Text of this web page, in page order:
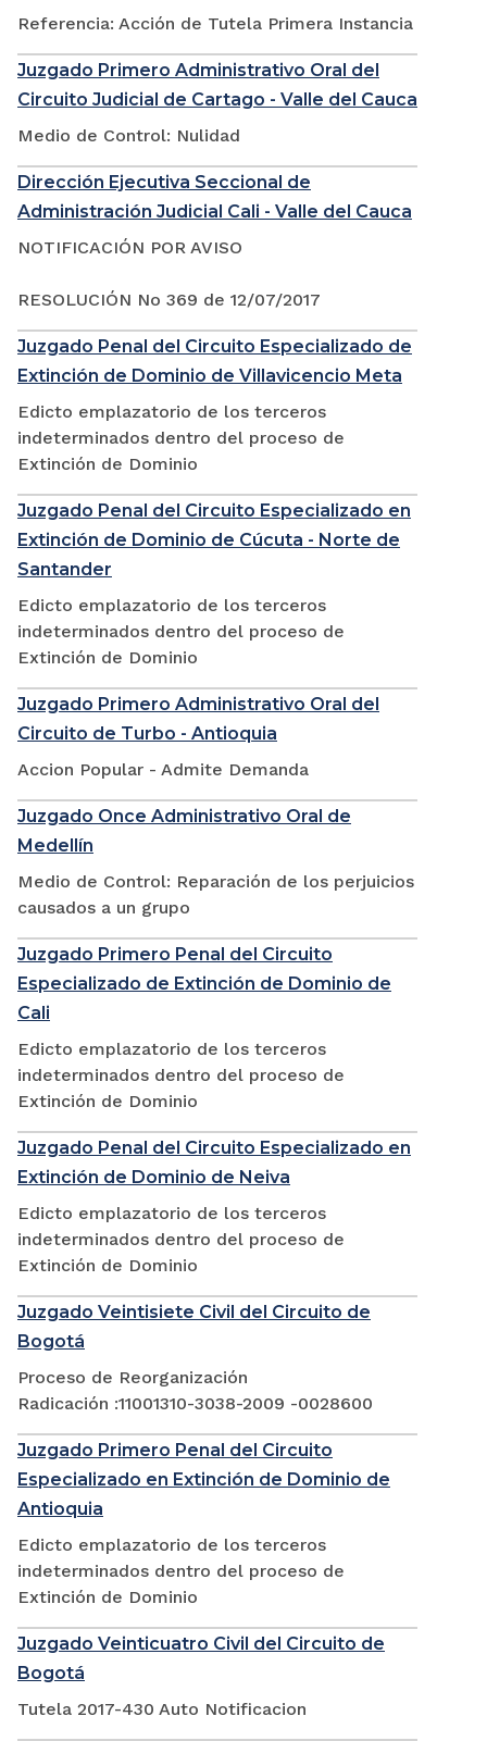
Referencia: Acción de Tutela Primera Instancia
Juzgado Primero Administrativo Oral del
Circuito Judicial de Cartago - Valle del Cauca
Medio de Control: Nulidad
Dirección Ejecutiva Seccional de
Administración Judicial Cali - Valle del Cauca
NOTIFICACIÓN POR AVISO
RESOLUCIÓN No 369 de 12/07/2017
Juzgado Penal del Circuito Especializado de
Extinción de Dominio de Villavicencio Meta
Edicto emplazatorio de los terceros
indeterminados dentro del proceso de
Extinción de Dominio
Juzgado Penal del Circuito Especializado en
Extinción de Dominio de Cúcuta - Norte de
Santander
Edicto emplazatorio de los terceros
indeterminados dentro del proceso de
Extinción de Dominio
Juzgado Primero Administrativo Oral del
Circuito de Turbo - Antioquia
Accion Popular - Admite Demanda
Juzgado Once Administrativo Oral de
Medellín
Medio de Control: Reparación de los perjuicios
causados a un grupo
Juzgado Primero Penal del Circuito
Especializado de Extinción de Dominio de
Cali
Edicto emplazatorio de los terceros
indeterminados dentro del proceso de
Extinción de Dominio
Juzgado Penal del Circuito Especializado en
Extinción de Dominio de Neiva
Edicto emplazatorio de los terceros
indeterminados dentro del proceso de
Extinción de Dominio
Juzgado Veintisiete Civil del Circuito de
Bogotá
Proceso de Reorganización
Radicación :11001310-3038-2009 -0028600
Juzgado Primero Penal del Circuito
Especializado en Extinción de Dominio de
Antioquia
Edicto emplazatorio de los terceros
indeterminados dentro del proceso de
Extinción de Dominio
Juzgado Veinticuatro Civil del Circuito de
Bogotá
Tutela 2017-430 Auto Notificacion